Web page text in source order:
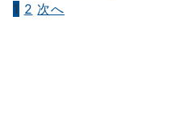
投
1 2 次へ